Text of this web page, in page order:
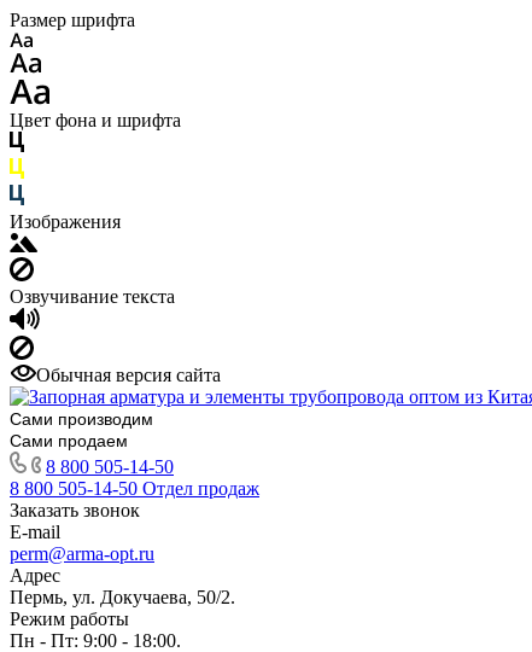
Размер шрифта
Цвет фона и шрифта
Изображения
Озвучивание текста
Обычная версия сайта
Сами производим
Сами продаем
8 800 505-14-50
8 800 505-14-50 Отдел продаж
Заказать звонок
E-mail
perm@arma-opt.ru
Адрес
Пермь, ул. Докучаева, 50/2.
Режим работы
Пн - Пт: 9:00 - 18:00.